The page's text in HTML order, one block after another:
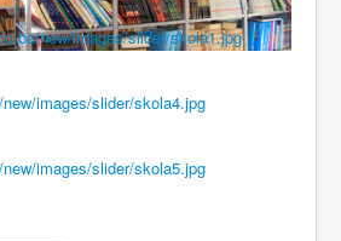
new/images/slider/skola1.jpg
images/slider/skola4.jpg
images/slider/skola5.jpg